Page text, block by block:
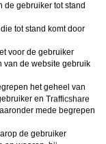
van jouw webbrowser
kinderen zijn bezocht.
kinderen daarop
niet voor hun geschikt
in hoeverre jouw kind
tips kunt hanteren.
dat ze nooit
moeten verstrekken aan
eens verkeerde
opneemt met jouw
andere minderjarigen
daarover eerst met jou te
dat hij jou meteen moet
opneemt of wanneer
de gebruiker tot stand
tot stand komt door
voor de gebruiker
van de website gebruik
het geheel van
en
mede begrepen
de gebruiker